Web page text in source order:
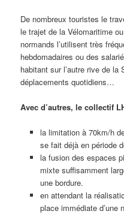
De nombreux touristes le
le trajet de la Vélomaritime
normands l’utilisent très
hebdomadaires ou des
habitant sur l’autre rive de la
déplacements quotidiens…
Avec d’autres, le collectif
la limitation à 70km/h
se fait déjà en période
la fusion des espaces
mixte suffisamment
une bordure.
en attendant la
place immédiate d’une